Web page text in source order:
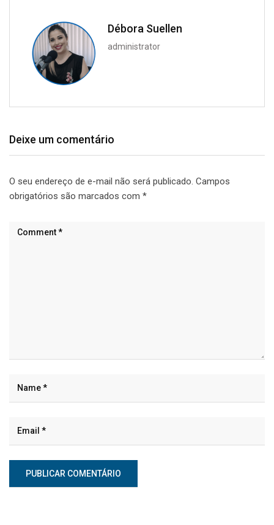
Débora Suellen
administrator
Deixe um comentário
O seu endereço de e-mail não será publicado. Campos
obrigatórios são marcados com *